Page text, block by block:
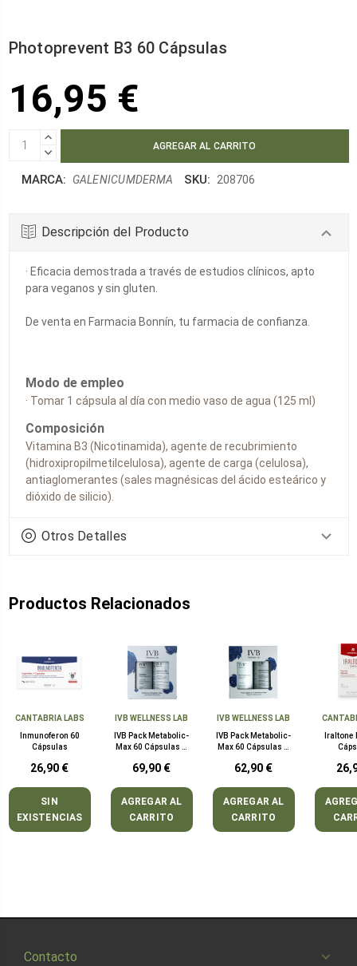
Photoprevent B3 60 Cápsulas
16,95 €
AUMENTAR
CANTIDAD:
DISMINUIR
MARCA: GALENICUMDERMA SKU: 208706
Descripción del Producto
· Eficacia demostrada a través de estudios clínicos, apto
para veganos y sin gluten.
De venta en Farmacia Bonnín, tu farmacia de confianza.
Modo de empleo
· Tomar 1 cápsula al día con medio vaso de agua (125 ml)
Composición
Vitamina B3 (Nicotinamida), agente de recubrimiento
(hidroxipropilmetilcelulosa), agente de carga (celulosa),
antiaglomerantes (sales magnésicas del ácido esteárico y
dióxido de silicio).
Otros Detalles
Productos Relacionados
CANTABRIA LABS
Inmunoferon 60
Cápsulas
26,90 €
SIN
EXISTENCIAS
IVB WELLNESS LAB
IVB Pack Metabolic-
Max 60 Cápsulas +
69,90 €
AGREGAR AL
CARRITO
IVB WELLNESS LAB
IVB Pack Metabolic-
Max 60 Cápsulas +
Cápsulas
62,90 €
AGREGAR AL
CARRITO
Iraltone
Contacto